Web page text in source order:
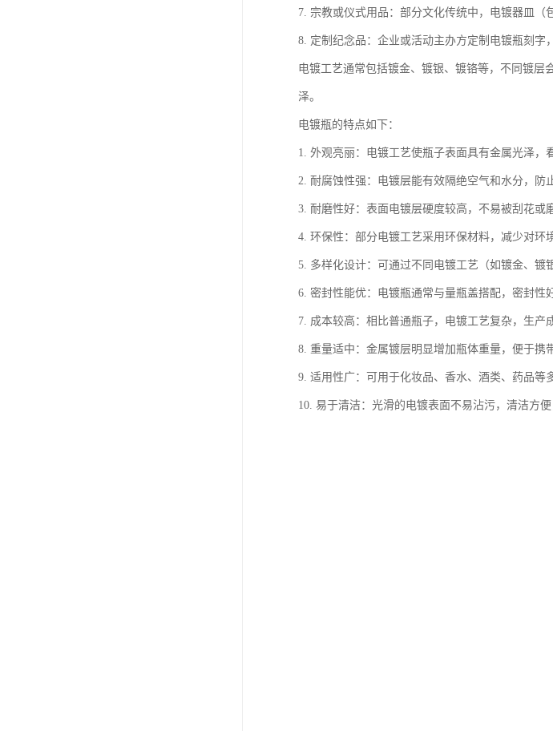
7. 宗教或仪式用品：部分文化传统中，电镀器皿（
8. 定制纪念品：企业或活动主办方定制电镀瓶刻字
电镀工艺通常包括镀金、镀银、镀铬等，不同镀
泽。
电镀瓶的特点如下：
1. 外观亮丽：电镀工艺使瓶子表面具有金属光泽，
2. 耐腐蚀性强：电镀层能有效隔绝空气和水分，防
3. 耐磨性好：表面电镀层硬度较高，不易被刮花或
4. 环保性：部分电镀工艺采用环保材料，减少对环
5. 多样化设计：可通过不同电镀工艺（如镀金、镀
6. 密封性能优：电镀瓶通常与量瓶盖搭配，密封性
7. 成本较高：相比普通瓶子，电镀工艺复杂，生产
8. 重量适中：金属镀层明显增加瓶体重量，便于携
9. 适用性广：可用于化妆品、香水、酒类、药品等
10. 易于清洁：光滑的电镀表面不易沾污，清洁方便